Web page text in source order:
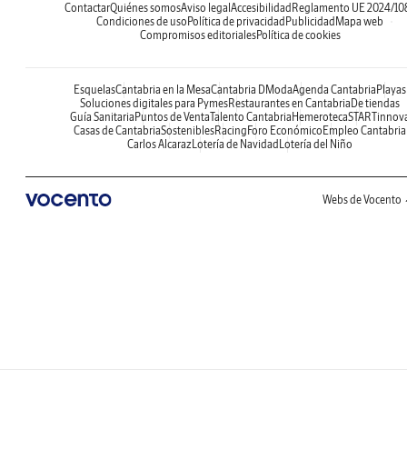
ContactarQuiénes somosAviso legal Accesibilidad Reglamento UE 2024/
Condiciones de uso Política de privacidad Publicidad Mapa web
Compromisos editorialesPolítica de cookies
EsquelasCantabria en la MesaCantabria DModaAgenda Cantabria Playas
Soluciones digitales para PymesRestaurantes en Cantabria De tiendas
Guía Sanitaria Puntos de VentaTalento Cantabria Hemeroteca
Casas de CantabriaSosteniblesRacing Foro Económico Empleo Cantabria
Carlos AlcarazLotería de Navidad Lotería del Niño
Webs de Vocento